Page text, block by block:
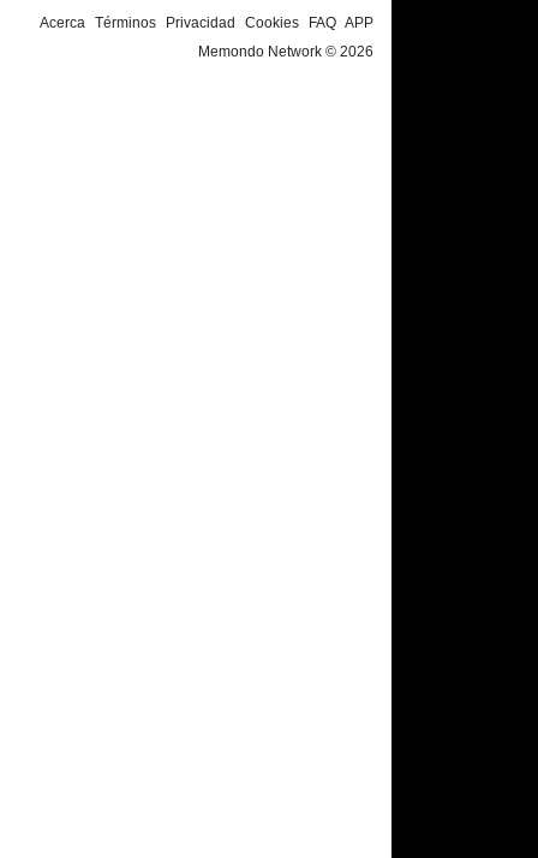
Acerca Términos Privacidad Cookies FAQ APP
Memondo Network © 2026